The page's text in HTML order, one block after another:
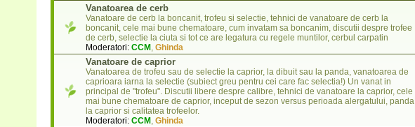
Vanatoarea de cerb
Vanatoare de cerb la boncanit, trofeu si selectie, tehnici de vanatoare de cerb la
boncanit, cele mai bune chematoare, cum invatam sa boncanim, discutii despre trofee
de cerb, selectie la ciuta si tot ce are legatura cu regele muntilor, cerbul carpatin
Moderatori: CCM , Ghinda
Vanatoare de caprior
Vanatoarea de trofeu sau de selectie la caprior, la dibuit sau la panda, vanatoarea de
caprioara iarna la selectie (subiect greu pentru cei care fac selectia!) Un vanat in
principal de "trofeu". Discutii libere despre calibre, tehnici de vanatoare la caprior, cele
mai bune chematoare de caprior, inceput de sezon versus perioada alergatului, panda
la caprior si calitatea trofeelor.
Moderatori: CCM , Ghinda